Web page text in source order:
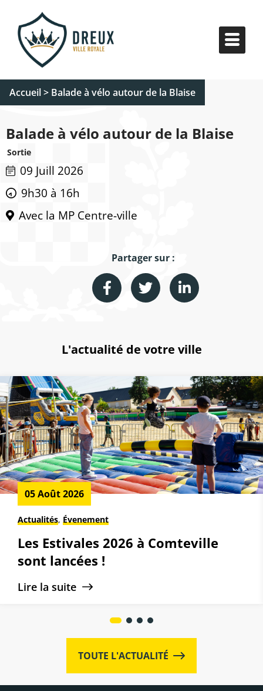
Accueil> Balade à vélo autour de la Blaise
Balade à vélo autour de la Blaise
Sortie
09 Juill 2026
9h30 à 16h
Avec la MP Centre-ville
Partager sur :
L'actualité de votre ville
05 Août 2026
Actualités, Évenement
Les Estivales 2026 à Comteville
sont lancées !
Lire la suite
TOUTE L'ACTUALITÉ